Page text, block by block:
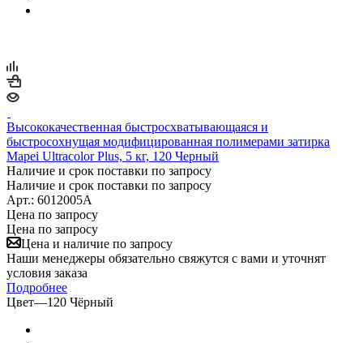
Высококачественная быстросхватывающаяся и
быстросохнущая модифицированная полимерами затирка
Mapei Ultracolor Plus, 5 кг, 120 Черный
Наличие и срок поставки по запросу
Наличие и срок поставки по запросу
Арт.: 6012005A
Цена по запросу
Цена по запросу
Цена и наличие по запросу
Наши менеджеры обязательно свяжутся с вами и уточнят
условия заказа
Подробнее
Цвет—120 Чёрный